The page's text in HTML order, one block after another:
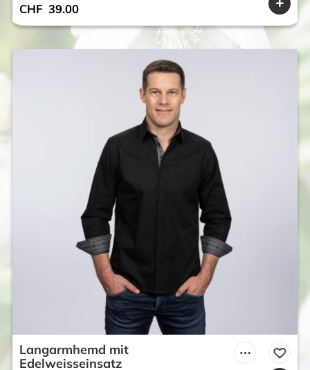
CHF 39.00
Langarmhemd mit
Edelweisseinsatz